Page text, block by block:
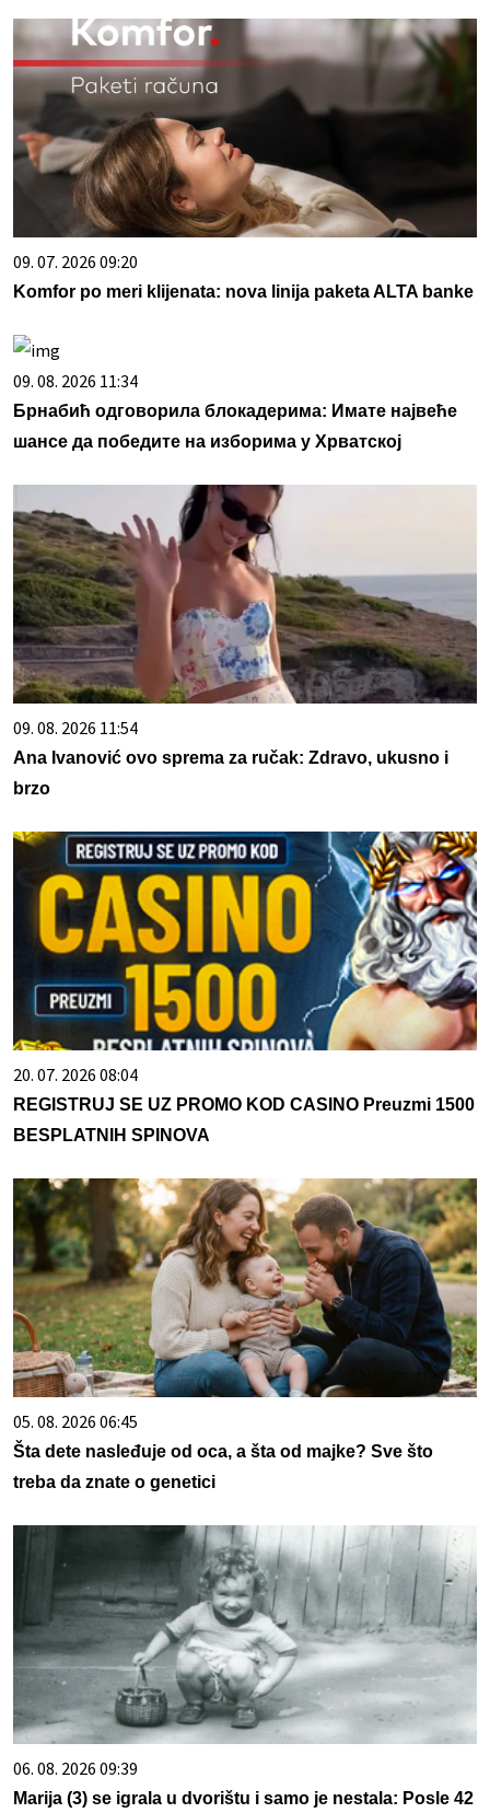
09. 07. 2026 09:20
Komfor po meri klijenata: nova linija paketa ALTA banke
09. 08. 2026 11:34
Брнабић одговорила блокадерима: Имате највеће
шансе да победите на изборима у Хрватској
09. 08. 2026 11:54
Ana Ivanović ovo sprema za ručak: Zdravo, ukusno i
brzo
20. 07. 2026 08:04
REGISTRUJ SE UZ PROMO KOD CASINO Preuzmi 1500
BESPLATNIH SPINOVA
05. 08. 2026 06:45
Šta dete nasleđuje od oca, a šta od majke? Sve što
treba da znate o genetici
06. 08. 2026 09:39
Marija (3) se igrala u dvorištu i samo je nestala: Posle 42